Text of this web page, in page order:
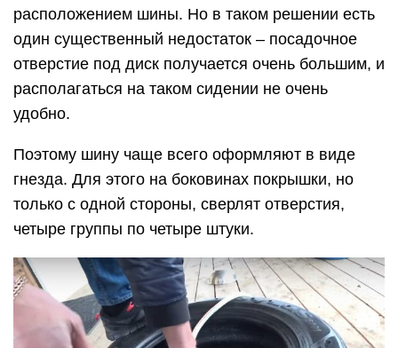
расположением шины. Но в таком решении есть
один существенный недостаток – посадочное
отверстие под диск получается очень большим, и
располагаться на таком сидении не очень
удобно.
Поэтому шину чаще всего оформляют в виде
гнезда. Для этого на боковинах покрышки, но
только с одной стороны, сверлят отверстия,
четыре группы по четыре штуки.